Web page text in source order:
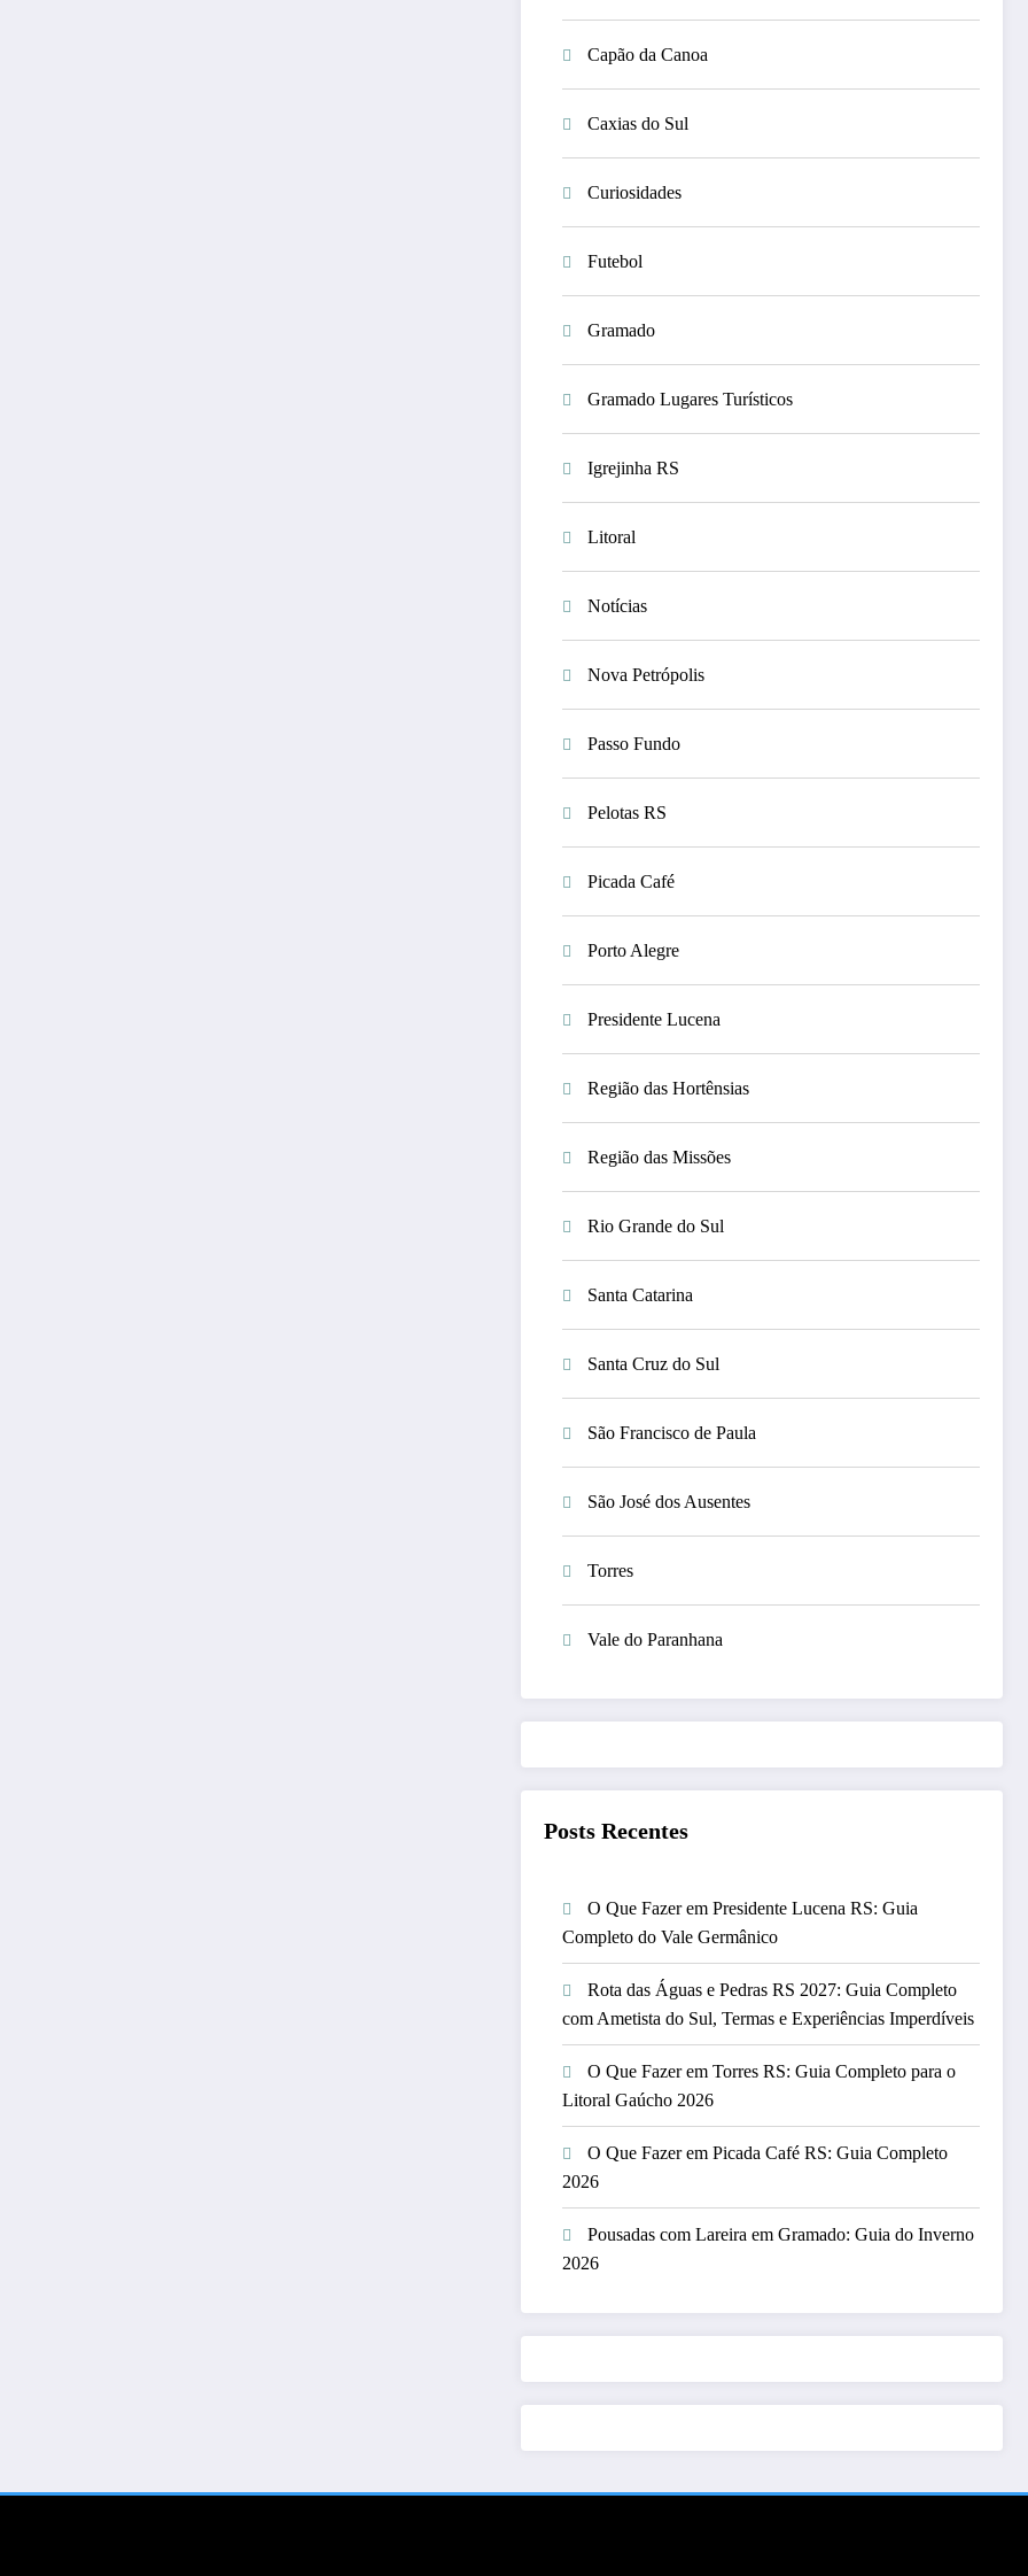
Capão da Canoa
Caxias do Sul
Curiosidades
Futebol
Gramado
Gramado Lugares Turísticos
Igrejinha RS
Litoral
Notícias
Nova Petrópolis
Passo Fundo
Pelotas RS
Picada Café
Porto Alegre
Presidente Lucena
Região das Hortênsias
Região das Missões
Rio Grande do Sul
Santa Catarina
Santa Cruz do Sul
São Francisco de Paula
São José dos Ausentes
Torres
Vale do Paranhana
Posts Recentes
O Que Fazer em Presidente Lucena RS: Guia
Completo do Vale Germânico
Rota das Águas e Pedras RS 2027: Guia Completo
com Ametista do Sul, Termas e Experiências Imperdíveis
O Que Fazer em Torres RS: Guia Completo para o
Litoral Gaúcho 2026
O Que Fazer em Picada Café RS: Guia Completo
2026
Pousadas com Lareira em Gramado: Guia do Inverno
2026